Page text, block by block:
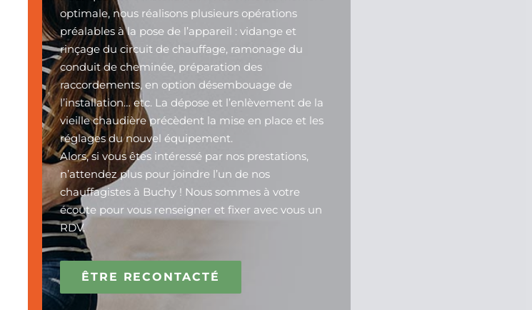
optimale, nous réalisons plusieurs opérations
préalables à la pose de l’appareil : vidange et
rinçage du circuit de chauffage, ramonage du
conduit de cheminée, préparation des
raccordements, en option désembouage de
l’installation… etc. La dépose et l’enlèvement de la
vieille chaudière précèdent la mise en place et les
réglages du nouvel équipement.
Alors, si vous êtes intéressé par nos prestations,
n’attendez plus pour joindre l’un de nos
chauffagistes à Buchy ! Nous sommes à votre
écoute pour vous renseigner et fixer avec vous un
RDV.
ÊTRE RECONTACTÉ